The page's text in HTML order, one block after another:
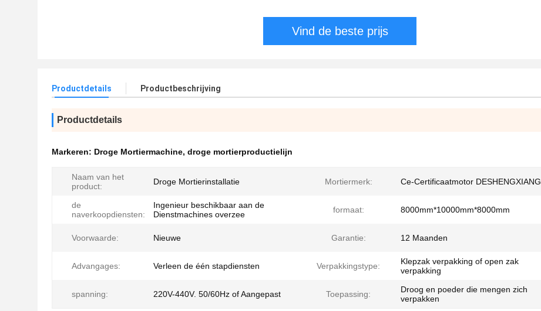
Vind de beste prijs
Productdetails Productbeschrijving
Productdetails
Markeren: Droge Mortiermachine, droge mortierproductielijn
Naam van het
product:
Droge Mortierinstallatie Mortiermerk: Ce-Certificaatmotor DESHENGXIANG
de
naverkoopdiensten:
Ingenieur beschikbaar aan de
Dienstmachines overzee
formaat: 8000mm*10000mm*8000mm
Voorwaarde: Nieuwe Garantie: 12 Maanden
Advangages: Verleen de één stapdiensten Verpakkingstype:
Klepzak verpakking of open zak
verpakking
spanning: 220V-440V. 50/60Hz of Aangepast Toepassing:
Droog en poeder die mengen zich
verpakken